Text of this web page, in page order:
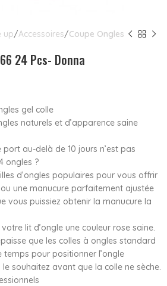
up Accessoires Coupe Ongles
24 Pcs- Donna
gel colle
naturels et d’apparence saine
port au-delà de 10 jours n’est pas
ongles ?
d’ongles populaires pour vous offrir
une manucure parfaitement ajustée
vous puissiez obtenir la manucure la
lit d’ongle une couleur rose saine.
que les colles à ongles standard
pour positionner l’ongle
souhaitez avant que la colle ne sèche.